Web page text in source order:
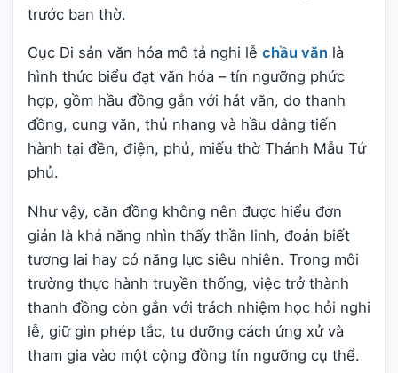
trước ban thờ.
Cục Di sản văn hóa mô tả nghi lễ chầu văn là
hình thức biểu đạt văn hóa – tín ngưỡng phức
hợp, gồm hầu đồng gắn với hát văn, do thanh
đồng, cung văn, thủ nhang và hầu dâng tiến
hành tại đền, điện, phủ, miếu thờ Thánh Mẫu Tứ
phủ.
Như vậy, căn đồng không nên được hiểu đơn
giản là khả năng nhìn thấy thần linh, đoán biết
tương lai hay có năng lực siêu nhiên. Trong môi
trường thực hành truyền thống, việc trở thành
thanh đồng còn gắn với trách nhiệm học hỏi nghi
lễ, giữ gìn phép tắc, tu dưỡng cách ứng xử và
tham gia vào một cộng đồng tín ngưỡng cụ thể.